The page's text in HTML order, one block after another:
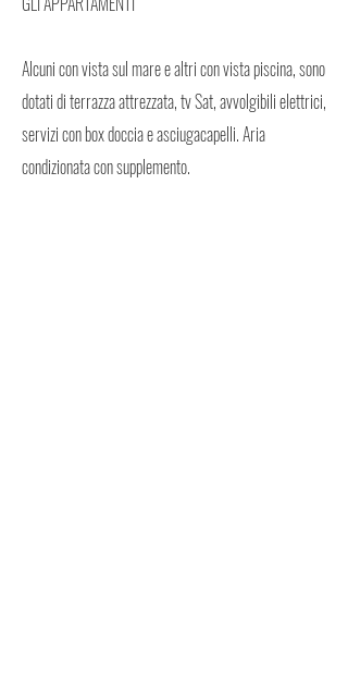
Alcuni con vista sul mare e altri con vista piscina, sono
dotati di terrazza attrezzata, tv Sat, avvolgibili elettrici,
servizi con box doccia e asciugacapelli. Aria
condizionata con supplemento.